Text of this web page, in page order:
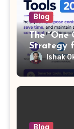
Blog
The “One
Strategy
Output
Ishak
Blog